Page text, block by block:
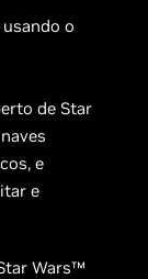
o
de Star
e
e
Wars™